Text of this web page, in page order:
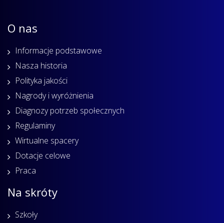
O nas
Informacje podstawowe
Nasza historia
Polityka jakości
Nagrody i wyróżnienia
Diagnozy potrzeb społecznych
Regulaminy
Wirtualne spacery
Dotacje celowe
Praca
Na skróty
Szkoły